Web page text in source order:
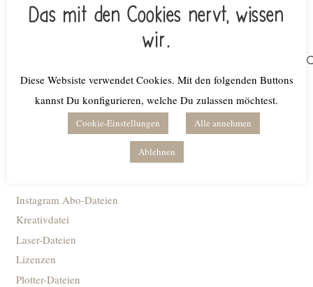
nach:
Produktkategorien
Instagram Abo-Dateien
Kreativdatei
Laser-Dateien
Lizenzen
Plotter-Dateien
Das mit den Cookies nervt, wissen
wir.
Diese Websiste verwendet Cookies. Mit den folgenden Buttons
kannst Du konfigurieren, welche Du zulassen möchtest.
Cookie-Einstellungen Alle annehmen
Ablehnen